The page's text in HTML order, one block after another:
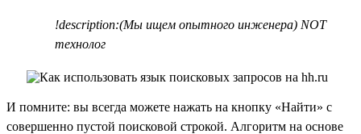
!description:(Мы ищем опытного инженера) NOT
технолог
И помните: вы всегда можете нажать на кнопку «Найти» с
совершенно пустой поисковой строкой. Алгоритм на основе